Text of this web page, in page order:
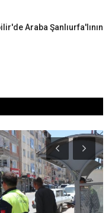
Araba Şanlıurfa'lının